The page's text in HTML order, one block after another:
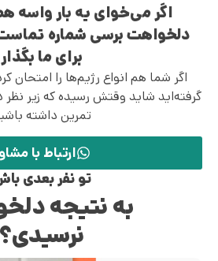
اگر می‌خوای یه بار واسه
دلخواهت برسی شماره
برای ما بگذار
اگر شما هم انواع رژیم‌ها را امتحان
گرفته‌اید شاید وقتش رسیده که زیر نظر
تمرین داشته
ارتباط با
تو نفر بعدی
به نتیجه
نرسیدی؟